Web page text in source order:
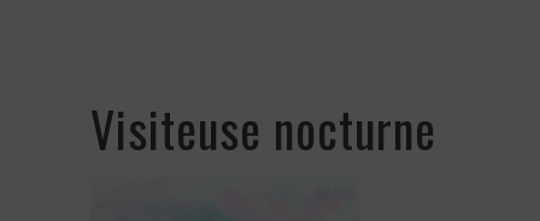
Visiteuse nocturne